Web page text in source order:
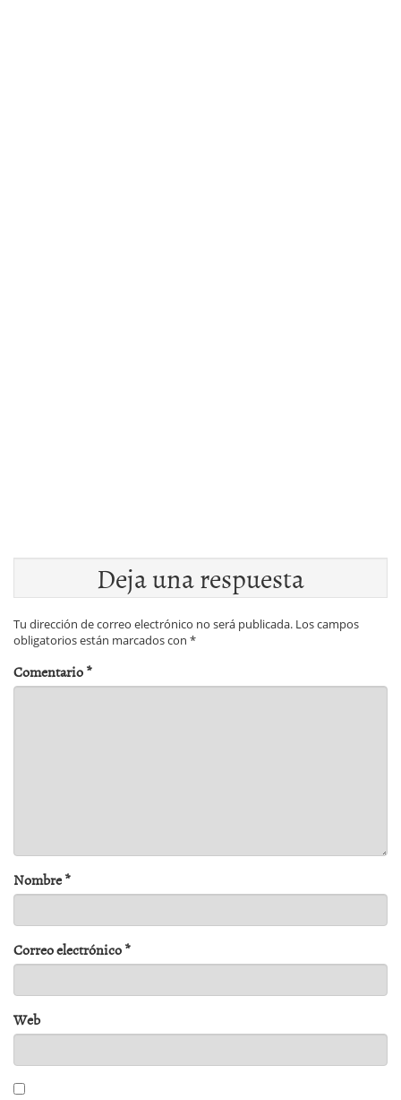
Deja una respuesta
Tu dirección de correo electrónico no será publicada. Los campos
obligatorios están marcados con *
Comentario*
Nombre*
Correo electrónico*
Web